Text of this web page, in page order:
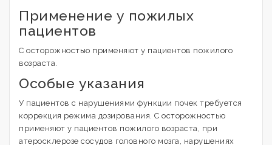
Применение у пожилых
пациентов
С осторожностью применяют у пациентов пожилого
возраста.
Особые указания
У пациентов с нарушениями функции почек требуется
коррекция режима дозирования. С осторожностью
применяют у пациентов пожилого возраста, при
атеросклерозе сосудов головного мозга, нарушениях